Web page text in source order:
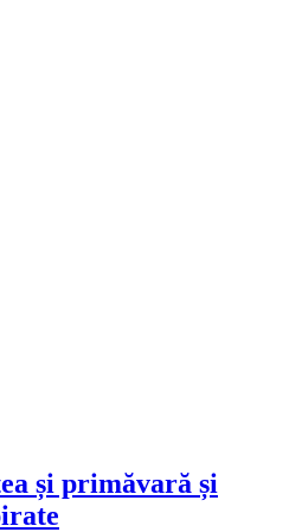
și primăvară și